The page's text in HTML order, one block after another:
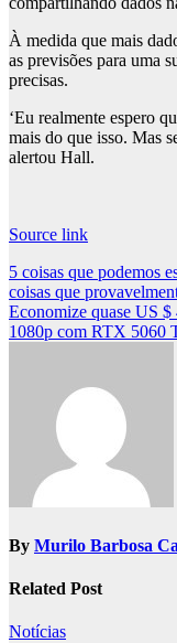
À medida que mais
as previsões para uma
precisas.
‘Eu realmente espero
mais do que isso. Mas
alertou Hall.
Source link
Post
navigation
5 coisas que podemos
coisas que
Economize quase US
1080p com RTX 5060
By Murilo Barbosa
Related Post
Notícias